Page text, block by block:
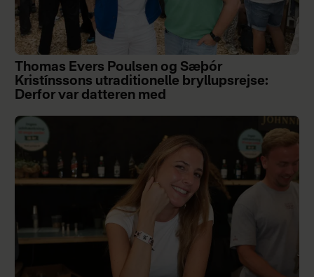
Thomas Evers Poulsen og Sæþór
Kristínssons utraditionelle bryllupsrejse:
Derfor var datteren med